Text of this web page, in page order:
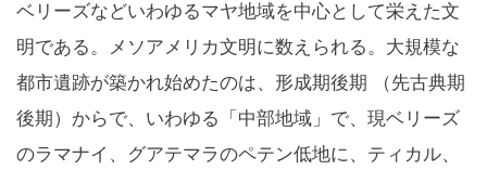
ベリーズなどいわゆるマヤ地域を中心として栄えた文
明である。メソアメリカ文明に数えられる。大規模な
都市遺跡が築かれ始めたのは、形成期後期 （先古典期
後期）からで、いわゆる「中部地域」で、現ベリーズ
のラマナイ、グアテマラのペテン低地に、ティカル、